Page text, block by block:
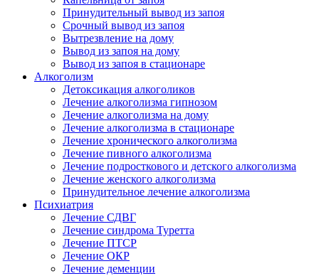
Принудительный вывод из запоя
Срочный вывод из запоя
Вытрезвление на дому
Вывод из запоя на дому
Вывод из запоя в стационаре
Алкоголизм
Детоксикация алкоголиков
Лечение алкоголизма гипнозом
Лечение алкоголизма на дому
Лечение алкоголизма в стационаре
Лечение хронического алкоголизма
Лечение пивного алкоголизма
Лечение подросткового и детского алкоголизма
Лечение женского алкоголизма
Принудительное лечение алкоголизма
Психиатрия
Лечение СДВГ
Лечение синдрома Туретта
Лечение ПТСР
Лечение ОКР
Лечение деменции